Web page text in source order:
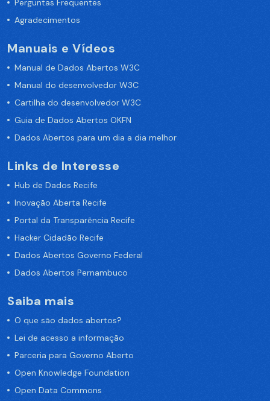
Perguntas Frequentes
Agradecimentos
Manuais e Vídeos
Manual de Dados Abertos W3C
Manual do desenvolvedor W3C
Cartilha do desenvolvedor W3C
Guia de Dados Abertos OKFN
Dados Abertos para um dia a dia melhor
Links de Interesse
Hub de Dados Recife
Inovação Aberta Recife
Portal da Transparência Recife
Hacker Cidadão Recife
Dados Abertos Governo Federal
Dados Abertos Pernambuco
Saiba mais
O que são dados abertos?
Lei de acesso a informação
Parceria para Governo Aberto
Open Knowledge Foundation
Open Data Commons